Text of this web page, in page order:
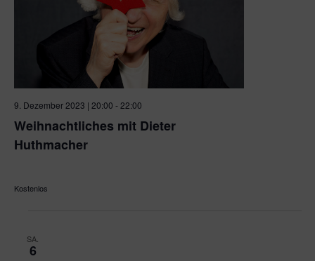
Weihnachtliches mit Dieter
Huthmacher
9. Dezember 2023 | 20:00 - 22:00
Kostenlos
SA.
6